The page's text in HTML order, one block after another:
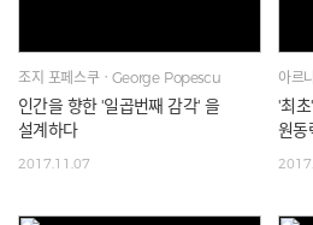
조지 포페스쿠ㆍGeorge Popescu
인간을 향한 '일곱번째 감각' 을
설계하다
2017.11.07
'최
원동